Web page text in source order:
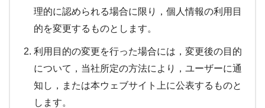
理的に認められる場合に限り，個人情報の利用目
的を変更するものとします。
利用目的の変更を行った場合には，変更後の目的
について，当社所定の方法により，ユーザーに通
知し，または本ウェブサイト上に公表するものと
します。